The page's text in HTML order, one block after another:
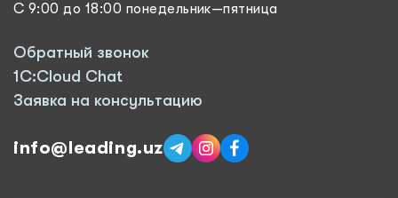
С 9:00 до 18:00 понедельник—пятница
Обратный звонок
1C:Cloud Chat
Заявка на консультацию
info@leading.uz